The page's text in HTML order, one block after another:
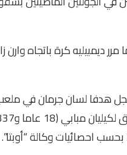
ديمبيليه كرة باتجاه